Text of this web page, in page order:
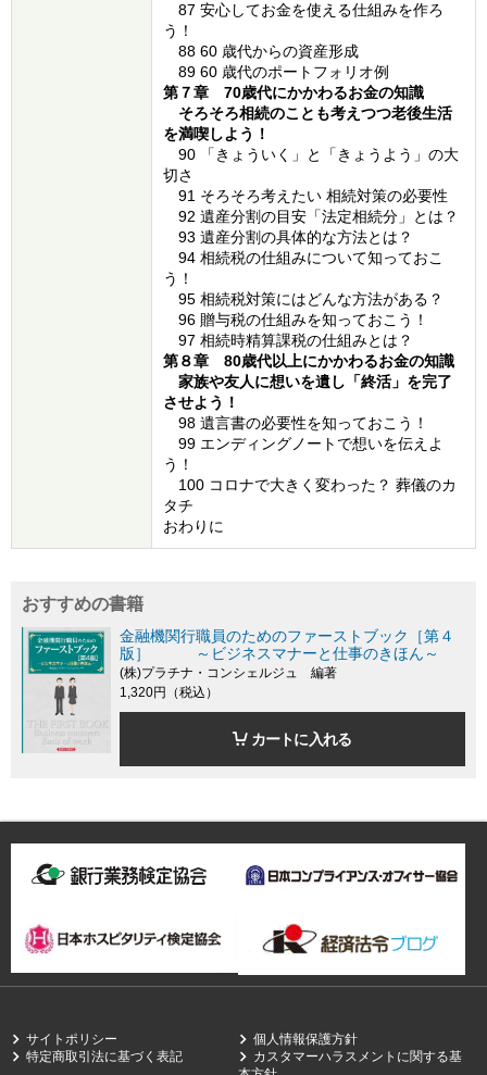
87 安心してお金を使える仕組みを作ろ
う！
88 60 歳代からの資産形成
89 60 歳代のポートフォリオ例
第７章 70歳代にかかわるお金の知識
そろそろ相続のことも考えつつ老後生活
を満喫しよう！
90 「きょういく」と「きょうよう」の大
切さ
91 そろそろ考えたい 相続対策の必要性
92 遺産分割の目安「法定相続分」とは？
93 遺産分割の具体的な方法とは？
94 相続税の仕組みについて知っておこ
う！
95 相続税対策にはどんな方法がある？
96 贈与税の仕組みを知っておこう！
97 相続時精算課税の仕組みとは？
第８章 80歳代以上にかかわるお金の知識
家族や友人に想いを遺し「終活」を完了
させよう！
98 遺言書の必要性を知っておこう！
99 エンディングノートで想いを伝えよ
う！
100 コロナで大きく変わった？ 葬儀のカ
タチ
おわりに
おすすめの書籍
金融機関行職員のためのファーストブック［第４
版］ ～ビジネスマナーと仕事のきほん～
(株)プラチナ・コンシェルジュ 編著
1,320円（税込）
カートに入れる
サイトポリシー
個人情報保護方針
特定商取引法に基づく表記
カスタマーハラスメントに関する基